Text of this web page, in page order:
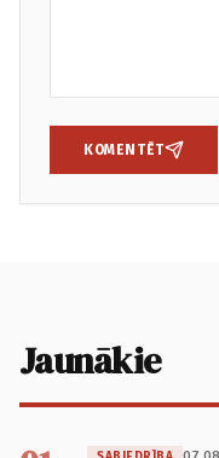
KOMENTĒT
Jaunākie